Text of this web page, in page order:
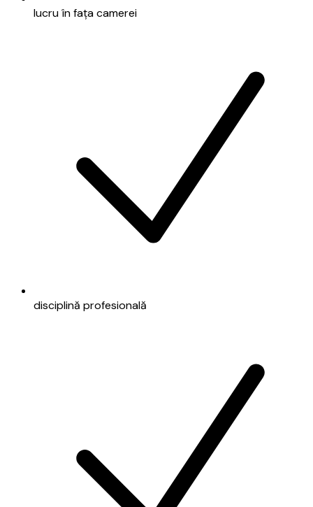
lucru în fața camerei
disciplină profesională